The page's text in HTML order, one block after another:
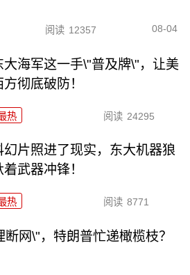
阅读 12357 08-04
大海军这一手\"普及牌\"，让美
方彻底破防！
热 阅读 24295
幻片照进了现实，东大机器狼
着武器冲锋！
热 阅读 8771
网\"，特朗普忙递橄榄枝？